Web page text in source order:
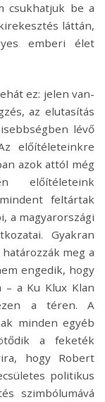
csukhatjuk be a
láttán,
emberi élet
ez: jelen van-
az elutasítás
lévő
előítéleteinkre
azok attól még
előítéleteink
feltártak
a magyarországi
Gyakran
meg a
engedik, hogy
– a Ku Klux Klan
a téren. A
minden egyéb
a feketék
hogy Robert
politikus
szimbólumává